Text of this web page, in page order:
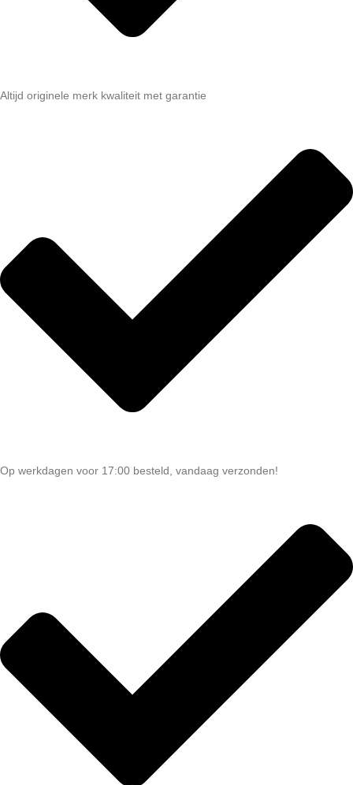
Altijd originele merk kwaliteit met garantie
Op werkdagen voor 17:00 besteld, vandaag verzonden!